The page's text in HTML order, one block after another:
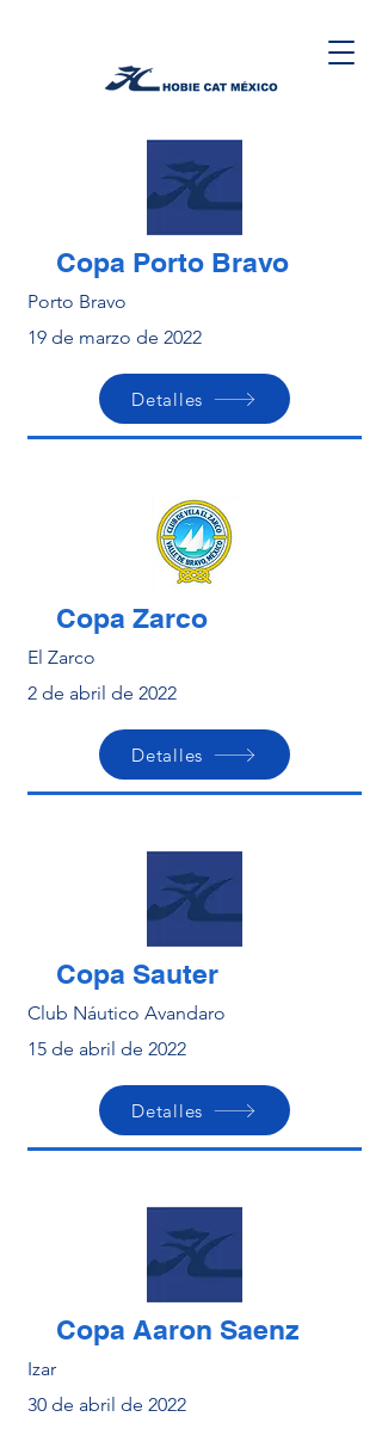
Copa Porto Bravo
Porto Bravo
19 de marzo de 2022
Detalles
Copa Zarco
El Zarco
2 de abril de 2022
Detalles
Copa Sauter
Club Náutico Avandaro
15 de abril de 2022
Detalles
Copa Aaron Saenz
Izar
30 de abril de 2022